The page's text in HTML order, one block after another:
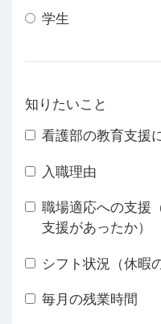
学生
知りたいこと
看護部の教育支援
入職理由
職場適応への支援
支援があったか）
シフト状況（休暇
毎月の残業時間